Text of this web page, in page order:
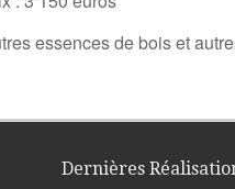
essences de bois et
Dernières